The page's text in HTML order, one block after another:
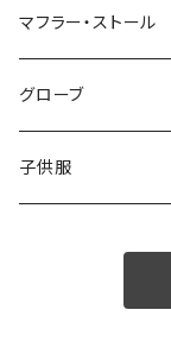
50/XL～
48/L
50/XL～
46/M
48/L
50/XL～
～44/S
46/M
48/L
マフラー・ストール
グローブ
子供服